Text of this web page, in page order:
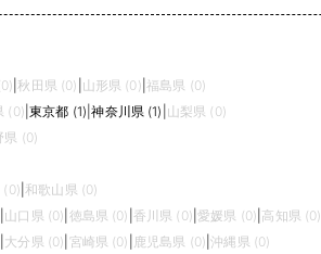
|秋田県 (0) 山形県 (0) 福島県 (0)
(0) |東京都 (1) |神奈川県 (1) 山梨県 (0)
県 (0)
(0) |和歌山県 (0)
山口県 (0) 徳島県 (0) 香川県 (0) |愛媛県 (0) 高知県 (0)
大分県 (0) 宮崎県 (0) 鹿児島県 (0) |沖縄県 (0)